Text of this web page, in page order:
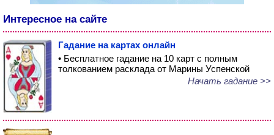
Интересное на сайте
Гадание на картах онлайн
• Бесплатное гадание на 10 карт с полным
толкованием расклада от Марины Успенской
Начать гадание >>